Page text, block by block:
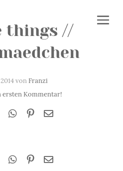
things //
vonFranzi
ersten Kommentar!